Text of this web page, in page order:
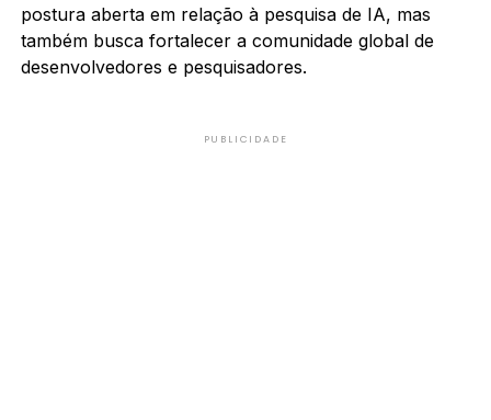
postura aberta em relação à pesquisa de IA, mas
também busca fortalecer a comunidade global de
desenvolvedores e pesquisadores.
PUBLICIDADE